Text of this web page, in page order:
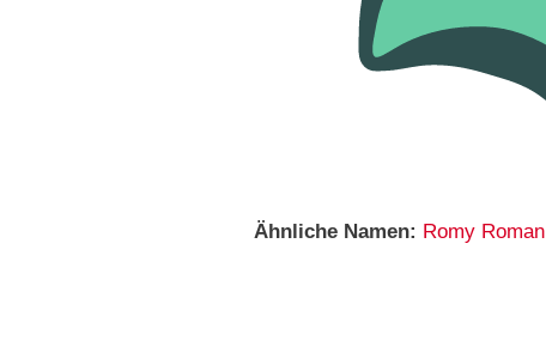
Ähnliche Namen: Romy Roman